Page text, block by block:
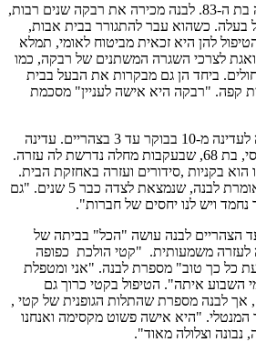
ימי ראשון מוקדשים לרבקה בת ה-83. לבנה מכירה את רבקה שנים רבות,
כשהוא עבר להתגורר בבית אבות,
להן היא זכאית מביטוח לאומי, תמלא
לצרכי השגרה המשתנים של רבקה, כמו
ביחד הן גם מבקרות את הבעל בבית
קפה. "רבקה היא אישה לעניין" מסכמת
פעמיים בשבוע לבנה מגיעה לעדינה מ-10 בבוקר עד 3 בצהריים. עדינה
היא אישה צעירה באופן יחסי, בת 68, שבעקבות מחלה נדרשת לה עזרה.
הוא בקניות ,סידורים ועזרה באחזקת הבית.
"אני אוהבת אותה מאוד" אומרת לבנה, שנמצאת לצדה כבר 5 שנים. "גם
נחמד ויש לנו יחסים של חברות".
הצהריים לבנה עושה "הכל" בביתה של
בת 87 שזקוקה לעזרה משמעותית. "קטי הולכת כפופה
כל כך טוב" מספרת לבנה. "אני ומטפלת
השבוע איתה". הטיפול בקטי כרוך גם
אך לבנה מספרת שהתלות הגופנית של קטי ,
"היא אישה פשוט מקסימה ואנחנו
וצלולה מאוד".